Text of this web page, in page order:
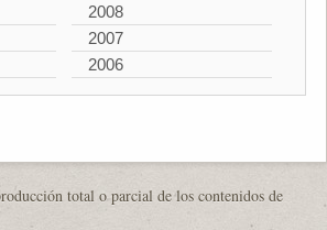
2008
2007
2006
total o parcial de los contenidos de